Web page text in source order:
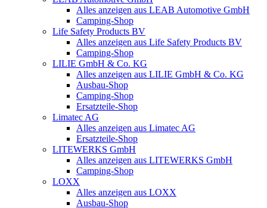
Alles anzeigen aus LEAB Automotive GmbH
Camping-Shop
Life Safety Products BV
Alles anzeigen aus Life Safety Products BV
Camping-Shop
LILIE GmbH & Co. KG
Alles anzeigen aus LILIE GmbH & Co. KG
Ausbau-Shop
Camping-Shop
Ersatzteile-Shop
Limatec AG
Alles anzeigen aus Limatec AG
Ersatzteile-Shop
LITEWERKS GmbH
Alles anzeigen aus LITEWERKS GmbH
Camping-Shop
LOXX
Alles anzeigen aus LOXX
Ausbau-Shop